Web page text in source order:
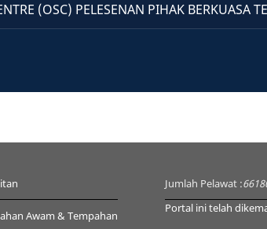
(OSC) PELESENAN PIHAK BERKUASA
Awam & Tempahan
Jumlah Pelawat :
Portal ini telah